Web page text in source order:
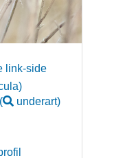
link-side
underart)